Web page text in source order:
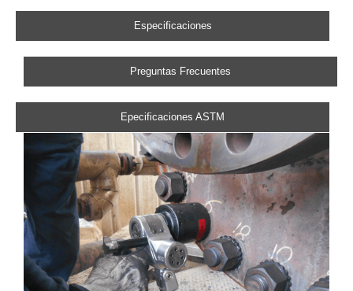
Especificaciones
Preguntas Frecuentes
Epecificaciones ASTM